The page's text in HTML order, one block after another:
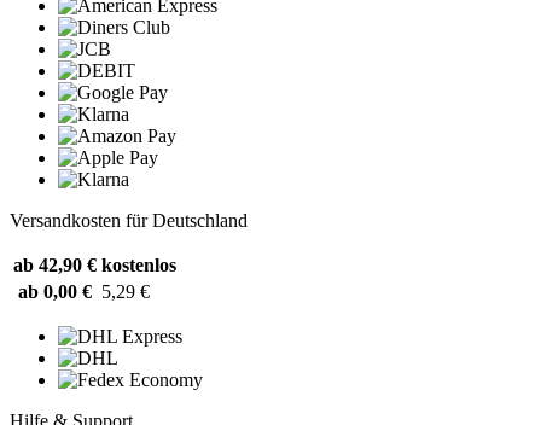
Versandkosten für Deutschland
ab 42,90 € kostenlos
ab 0,00 € 5,29 €